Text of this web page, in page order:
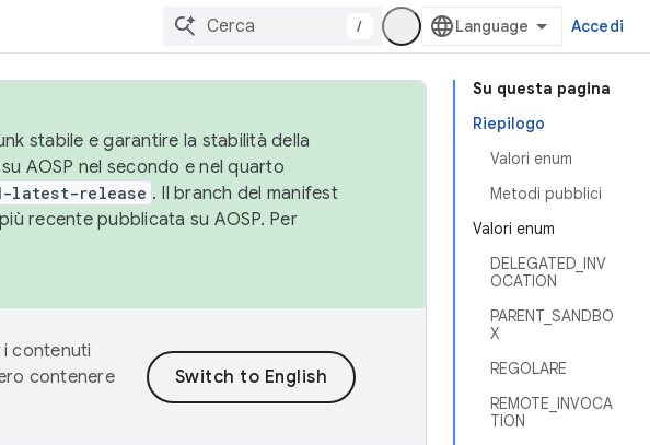
/ Accedi
Su questa pagina
Riepilogo
Valori enum
Metodi pubblici
Valori enum
DELEGATED_INV
OCATION
PARENT_SANDBO
X
REGOLARE
REMOTE_INVOCA
TION
stabile e garantire la stabilità della
AOSP nel secondo e nel quarto
latest-release . Il branch del manifest
recente pubblicata su AOSP. Per
contenuti
contenere